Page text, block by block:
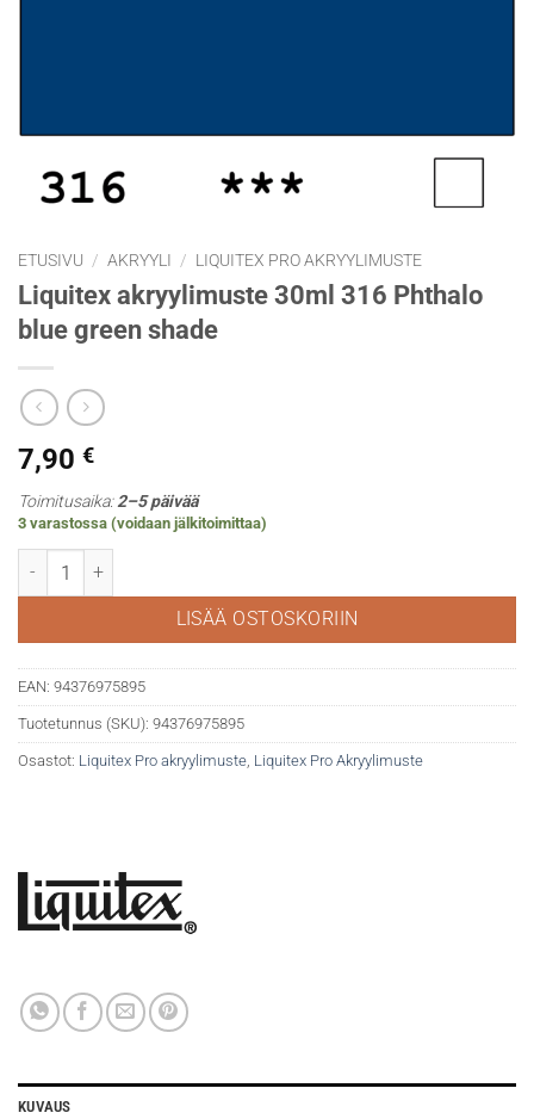
ETUSIVU / AKRYYLI / LIQUITEX PRO AKRYYLIMUSTE
Liquitex akryylimuste 30ml 316 Phthalo
blue green shade
7,90 €
Toimitusaika:2–5 päivää
3 varastossa (voidaan jälkitoimittaa)
Liquitex akryylimuste 30ml 316 Phthalo blue green shade määrä
LISÄÄ OSTOSKORIIN
EAN: 94376975895
Tuotetunnus (SKU): 94376975895
Osastot: Liquitex Pro akryylimuste, Liquitex Pro Akryylimuste
KUVAUS